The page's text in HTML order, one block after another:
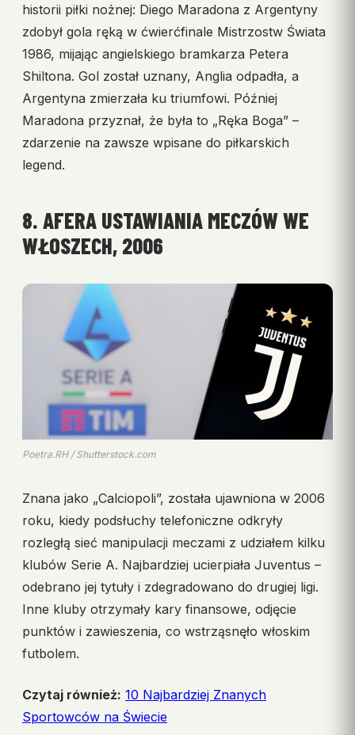
historii piłki nożnej: Diego Maradona z Argentyny
zdobył gola ręką w ćwierćfinale Mistrzostw Świata
1986, mijając angielskiego bramkarza Petera
Shiltona. Gol został uznany, Anglia odpadła, a
Argentyna zmierzała ku triumfowi. Później
Maradona przyznał, że była to „Ręka Boga” –
zdarzenie na zawsze wpisane do piłkarskich
legend.
8. AFERA USTAWIANIA MECZÓW WE
WŁOSZECH, 2006
Poetra.RH / Shutterstock.com
Znana jako „Calciopoli”, została ujawniona w 2006
roku, kiedy podsłuchy telefoniczne odkryły
rozległą sieć manipulacji meczami z udziałem kilku
klubów Serie A. Najbardziej ucierpiała Juventus –
odebrano jej tytuły i zdegradowano do drugiej ligi.
Inne kluby otrzymały kary finansowe, odjęcie
punktów i zawieszenia, co wstrząsnęło włoskim
futbolem.
Czytaj również: 10 Najbardziej Znanych
Sportowców na Świecie